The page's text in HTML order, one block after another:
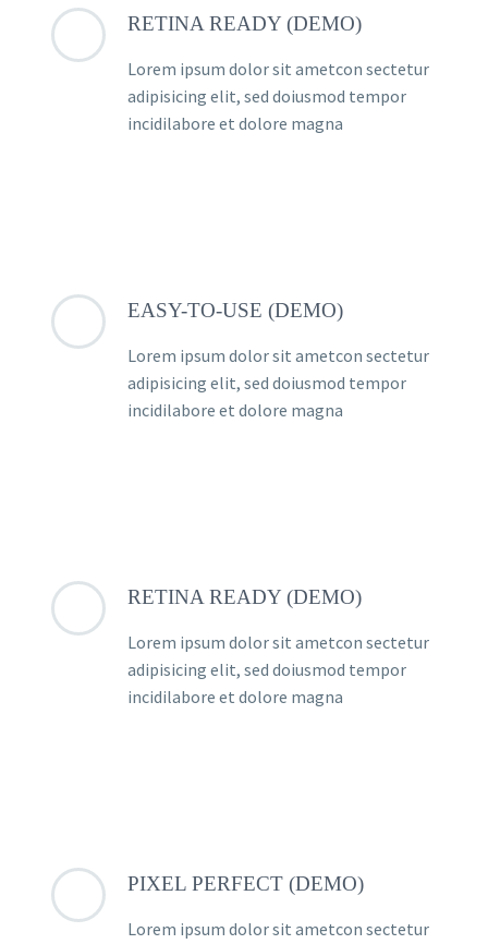
RETINA READY (DEMO)
Lorem ipsum dolor sit ametcon sectetur
adipisicing elit, sed doiusmod tempor
incidilabore et dolore magna
EASY-TO-USE (DEMO)
Lorem ipsum dolor sit ametcon sectetur
adipisicing elit, sed doiusmod tempor
incidilabore et dolore magna
RETINA READY (DEMO)
Lorem ipsum dolor sit ametcon sectetur
adipisicing elit, sed doiusmod tempor
incidilabore et dolore magna
PIXEL PERFECT (DEMO)
Lorem ipsum dolor sit ametcon sectetur